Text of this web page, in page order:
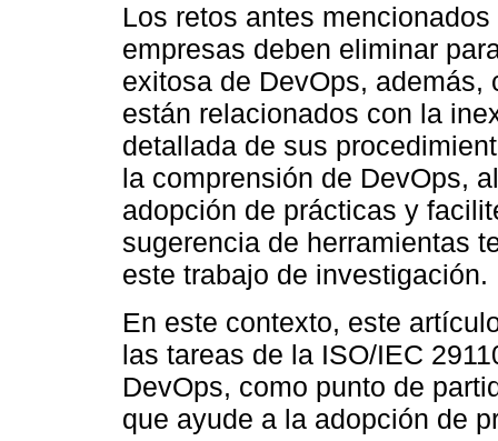
Los retos antes
empresas deben eliminar
exitosa de DevOps,
están relacionados con la
detallada de sus
la comprensión de DevOps,
adopción de prácticas y
sugerencia de herramientas
este trabajo de investigación.
En este contexto, este
las tareas de la ISO/IEC
DevOps, como punto de
que ayude a la adopción de